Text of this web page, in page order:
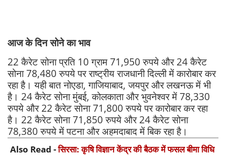
आज के दिन सोने का भाव
22 कैरेट सोना प्रति 10 ग्राम 71,950 रुपये और 24 कैरेट
सोना 78,480 रुपये पर राष्ट्रीय राजधानी दिल्ली में कारोबार कर
रहा है। यही बात नोएडा, गाजियाबाद, जयपुर और लखनऊ में भी
है। 24 कैरेट सोना मुंबई, कोलकाता और भुवनेश्वर में 78,330
रुपये और 22 कैरेट सोना 71,800 रुपये पर कारोबार कर रहा
है। 22 कैरेट सोना 71,850 रुपये और 24 कैरेट सोना
78,380 रुपये में पटना और अहमदाबाद में बिक रहा है।
Also Read -सिरसा: कृषि विज्ञान केंद्र की बैठक में फसल बीमा विधि